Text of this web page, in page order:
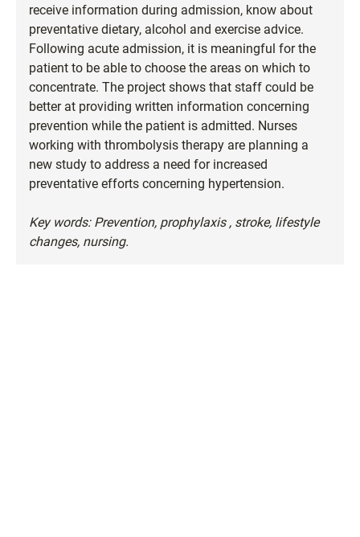
receive information during admission, know about
preventative dietary, alcohol and exercise advice.
Following acute admission, it is meaningful for the
patient to be able to choose the areas on which to
concentrate. The project shows that staff could be
better at providing written information concerning
prevention while the patient is admitted. Nurses
working with thrombolysis therapy are planning a
new study to address a need for increased
preventative efforts concerning hypertension.
Key words: Prevention, prophylaxis , stroke, lifestyle
changes, nursing.